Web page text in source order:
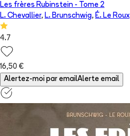
Les frères Rubinstein - Tome 2
L. Chevallier, L. Brunschwig, É. Le Roux
4.7
16,50 €
Alertez-moi par emailAlerte email